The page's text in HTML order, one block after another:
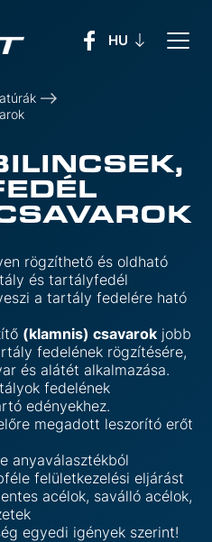
rögzíthető és oldható
és tartályfedél
a tartály fedelére ható
(klamnis) csavarok jobb
fedelének rögzítésére,
és alátét alkalmazása.
fedelének
edényekhez.
megadott leszorító erőt
anyaválasztékból
felületkezelési eljárást
acélok, saválló acélok,
egyedi igények szerint!